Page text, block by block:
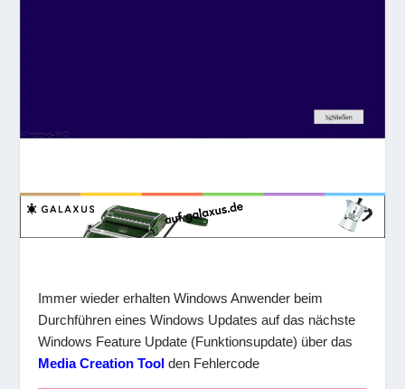
Immer wieder erhalten Windows Anwender beim
Durchführen eines Windows Updates auf das nächste
Windows Feature Update (Funktionsupdate) über das
Media Creation Tool den Fehlercode